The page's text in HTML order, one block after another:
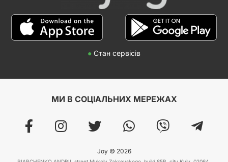
● Стан сервісів
МИ В СОЦІАЛЬНИХ МЕРЕЖАХ
Joy © 2026